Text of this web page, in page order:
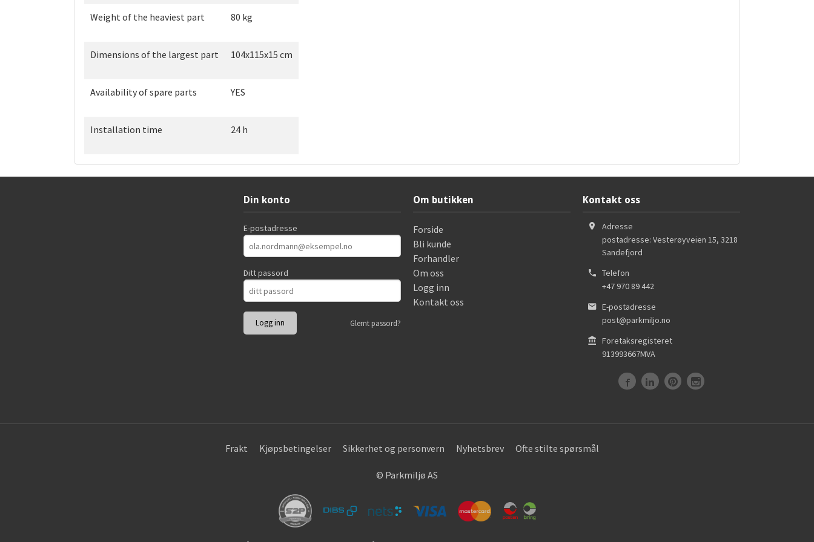
Weight of the heaviest part 80 kg
Dimensions of the largest part 104x115x15 cm
Availability of spare parts YES
Installation time 24 h
Din konto
E-postadresse
Ditt passord
Glemt passord?
Om butikken
Forside
Bli kunde
Forhandler
Om oss
Logg inn
Kontakt oss
Kontakt oss
Adresse
postadresse: Vesterøyveien 15, 3218
Sandefjord
Telefon
+47 970 89 442
E-postadresse
post@parkmiljo.no
Foretaksregisteret
913993667MVA
Frakt Kjøpsbetingelser Sikkerhet og personvern Nyhetsbrev Ofte stilte spørsmål
© Parkmiljø AS